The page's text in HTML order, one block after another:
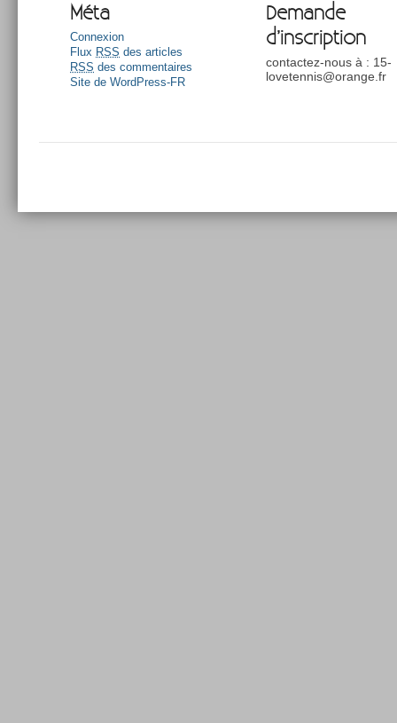
Méta
Connexion
Flux RSS des articles
RSS des commentaires
Site de WordPress-FR
Demande
d’inscription
contactez-nous à : 15-
lovetennis@orange.fr